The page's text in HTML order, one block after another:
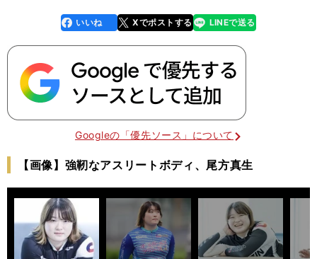
faceboo
k
いいね Xでポストする
line LINEで送る
Googleの「優先ソース」について
【画像】強靭なアスリートボディ、尾方真生